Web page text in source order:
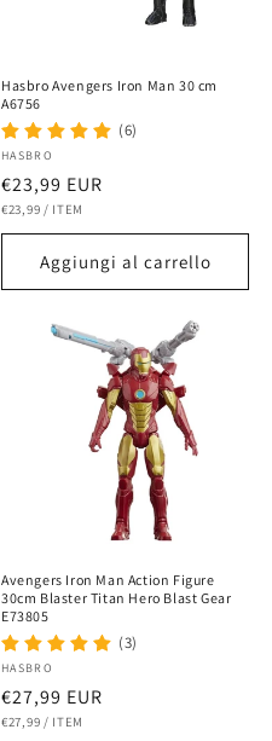
Hasbro Avengers Iron Man 30 cm
A6756
(6)
Fornitore:
HASBRO
Prezzo
di
listino
€23,99 EUR
PREZZO
€23,99 / PER
ITEM
Aggiungi al carrello
Avengers Iron Man Action Figure
30cm Blaster Titan Hero Blast Gear
E73805
(3)
Fornitore:
HASBRO
Prezzo
di
€27,99 EUR
PREZZO
€27,99 / PER
ITEM